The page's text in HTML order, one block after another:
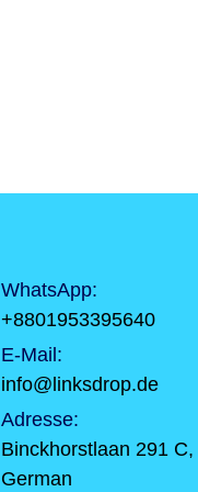
WhatsApp:
+8801953395640
E-Mail:
info@linksdrop.de
Adresse:
Binckhorstlaan 291 C,
German